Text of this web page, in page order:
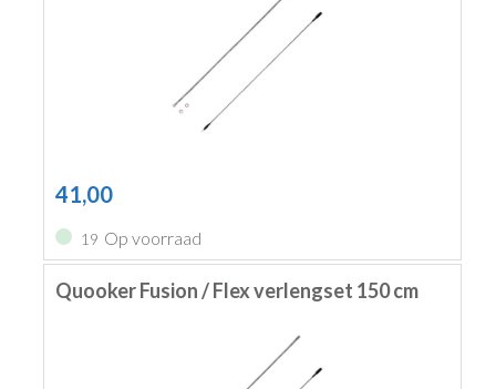
41,00
19 Op voorraad
Quooker Fusion / Flex verlengset 150 cm